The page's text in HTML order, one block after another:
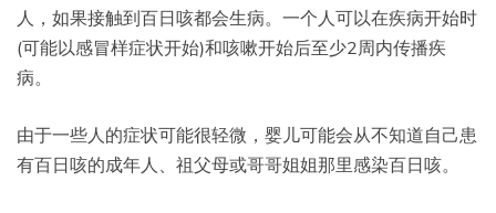
人，如果接触到百日咳都会生病。一个人可以在疾病开始时
(可能以感冒样症状开始)和咳嗽开始后至少2周内传播疾
病。
由于一些人的症状可能很轻微，婴儿可能会从不知道自己患
有百日咳的成年人、祖父母或哥哥姐姐那里感染百日咳。